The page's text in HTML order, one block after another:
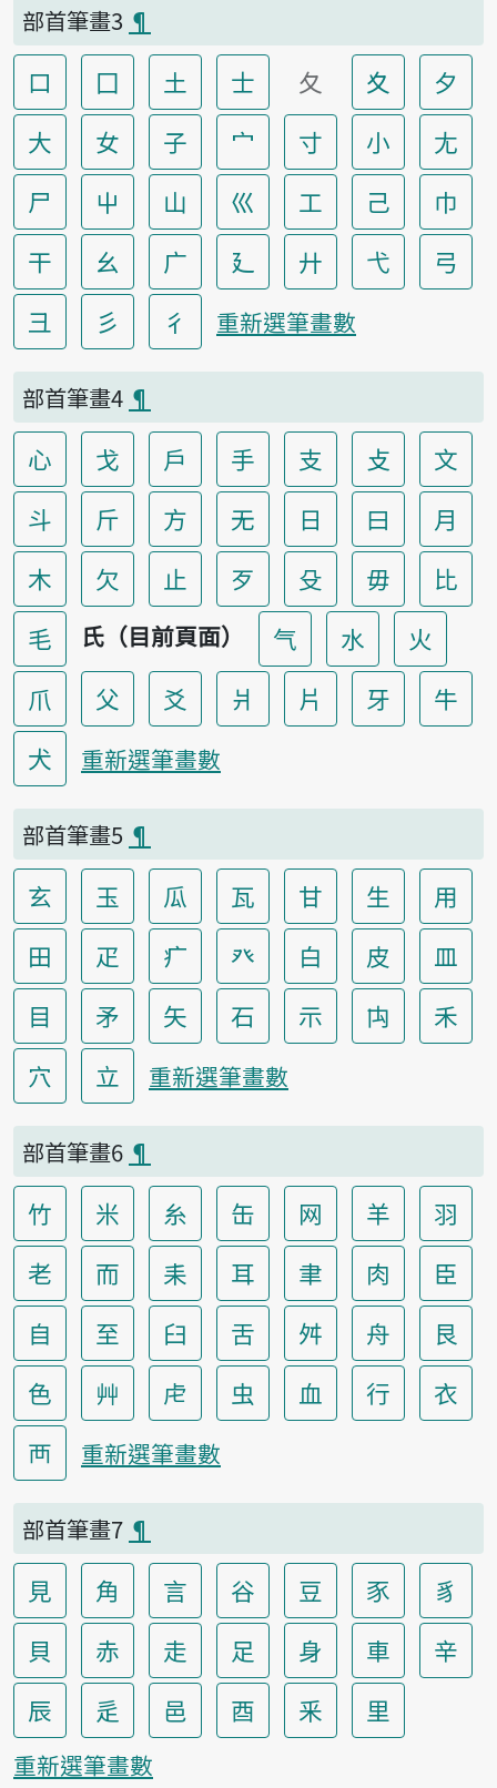
部首筆畫3 ¶
口 囗 土 士 夂 夊
夕
大
女 子 宀 寸 小
尢
尸
屮 山 巛 工 己
巾
干
幺 广 廴 廾 弋
弓
彐
彡 彳 重新選筆畫數
部首筆畫4 ¶
心 戈 戶 手 支 攴
文
斗
斤 方 无 日 曰
月
木
欠 止 歹 殳 毋
比
毛
氏（目前頁面） 气 水
火
爪
父 爻 爿 片 牙
牛
犬
重新選筆畫數
部首筆畫5 ¶
玄 玉 瓜 瓦 甘 生
用
田
疋 疒 癶 白 皮
皿
目
矛 矢 石 示 禸
禾
穴
立 重新選筆畫數
部首筆畫6 ¶
竹 米 糸 缶 网 羊
羽
老
而 耒 耳 聿 肉
臣
自
至 臼 舌 舛 舟
艮
色
艸 虍 虫 血 行
衣
襾
重新選筆畫數
部首筆畫7 ¶
見 角 言 谷 豆 豕
豸
貝
赤 走 足 身 車
辛
辰
辵 邑 酉 釆 里
重新選筆畫數